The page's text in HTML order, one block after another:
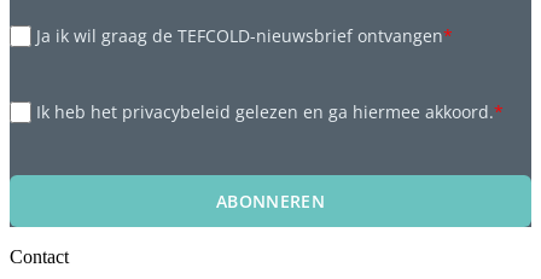
Ja ik wil graag de TEFCOLD-nieuwsbrief ontvangen*
Ik heb het privacybeleid gelezen en ga hiermee akkoord.*
ABONNEREN
Contact